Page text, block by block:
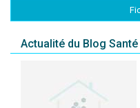
Actualité du Blog